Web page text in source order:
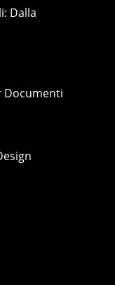
Dalla
Documenti